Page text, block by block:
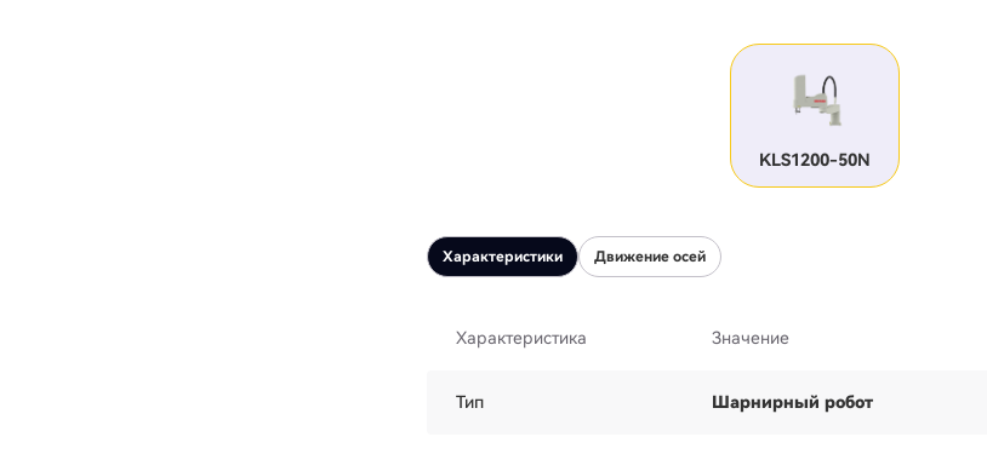
KLS1200-50N
Характеристики Движение осей
Характеристика Значение
Тип Шарнирный робот